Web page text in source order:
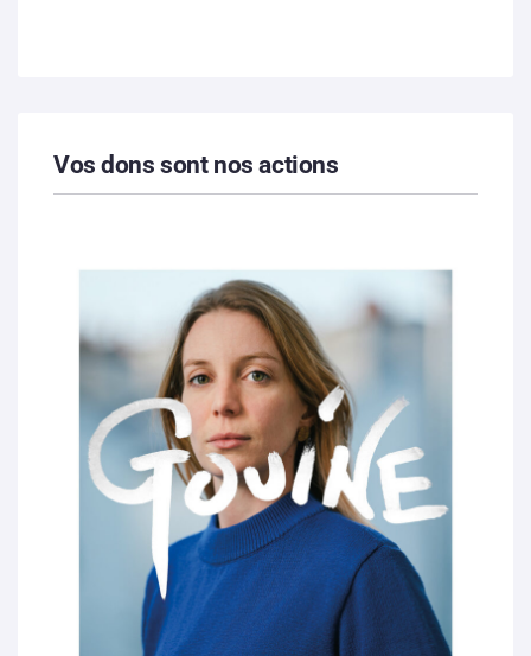
Vos dons sont nos actions